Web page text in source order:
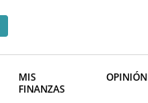
MIS
FINANZAS
OPINIÓN